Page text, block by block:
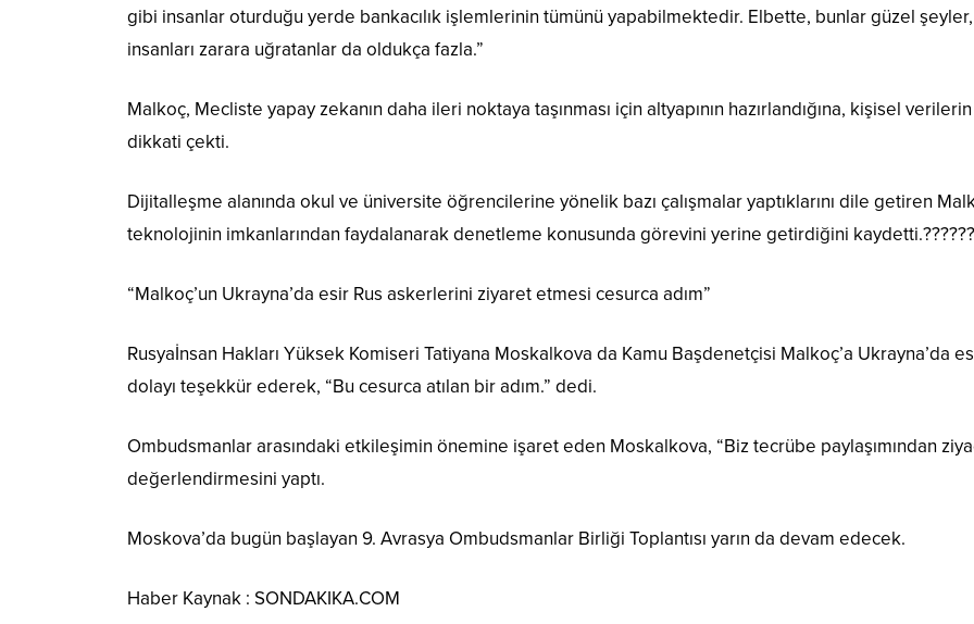
gibi insanlar oturduğu yerde bankacılık işlemlerinin tümünü yapabilmektedir. Elbette, bunlar güzel
insanları zarara uğratanlar da oldukça fazla.”
Malkoç, Mecliste yapay zekanın daha ileri noktaya taşınması için altyapının hazırlandığına, kişisel
dikkati çekti.
Dijitalleşme alanında okul ve üniversite öğrencilerine yönelik bazı çalışmalar yaptıklarını dile getiren
teknolojinin imkanlarından faydalanarak denetleme konusunda görevini yerine getirdiğini
“Malkoç’un Ukrayna’da esir Rus askerlerini ziyaret etmesi cesurca adım”
Rusyaİnsan Hakları Yüksek Komiseri Tatiyana Moskalkova da Kamu Başdenetçisi Malkoç’a Ukrayna’da
dolayı teşekkür ederek, “Bu cesurca atılan bir adım.” dedi.
Ombudsmanlar arasındaki etkileşimin önemine işaret eden Moskalkova, “Biz tecrübe paylaşımından
değerlendirmesini yaptı.
Moskova’da bugün başlayan 9. Avrasya Ombudsmanlar Birliği Toplantısı yarın da devam edecek.
Haber Kaynak : SONDAKIKA.COM